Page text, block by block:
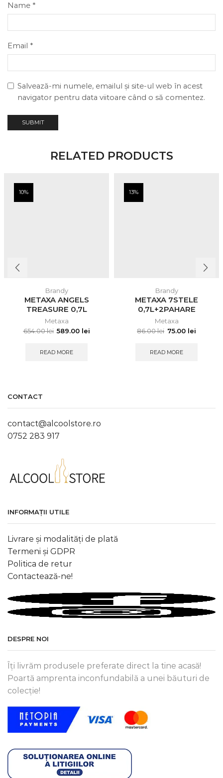
Name *
Email *
Salvează-mi numele, emailul și site-ul web în acest
navigator pentru data viitoare când o să comentez.
RELATED PRODUCTS
10%
Brandy
METAXA ANGELS
TREASURE 0,7L
Metaxa
654.00lei 589.00 lei
READ MORE
13%
Brandy
METAXA 7STELE
0,7L+2PAHARE
Metaxa
86.00lei 75.00 lei
READ MORE
CONTACT
contact@alcoolstore.ro
0752 283 917
INFORMAȚII UTILE
Livrare și modalități de plată
Termeni și GDPR
Politica de retur
Contactează-ne!
DESPRE NOI
Îți livrăm produsele preferate direct la tine acasă!
Poartă amprenta inconfundabilă a unei băuturi de
colecție!